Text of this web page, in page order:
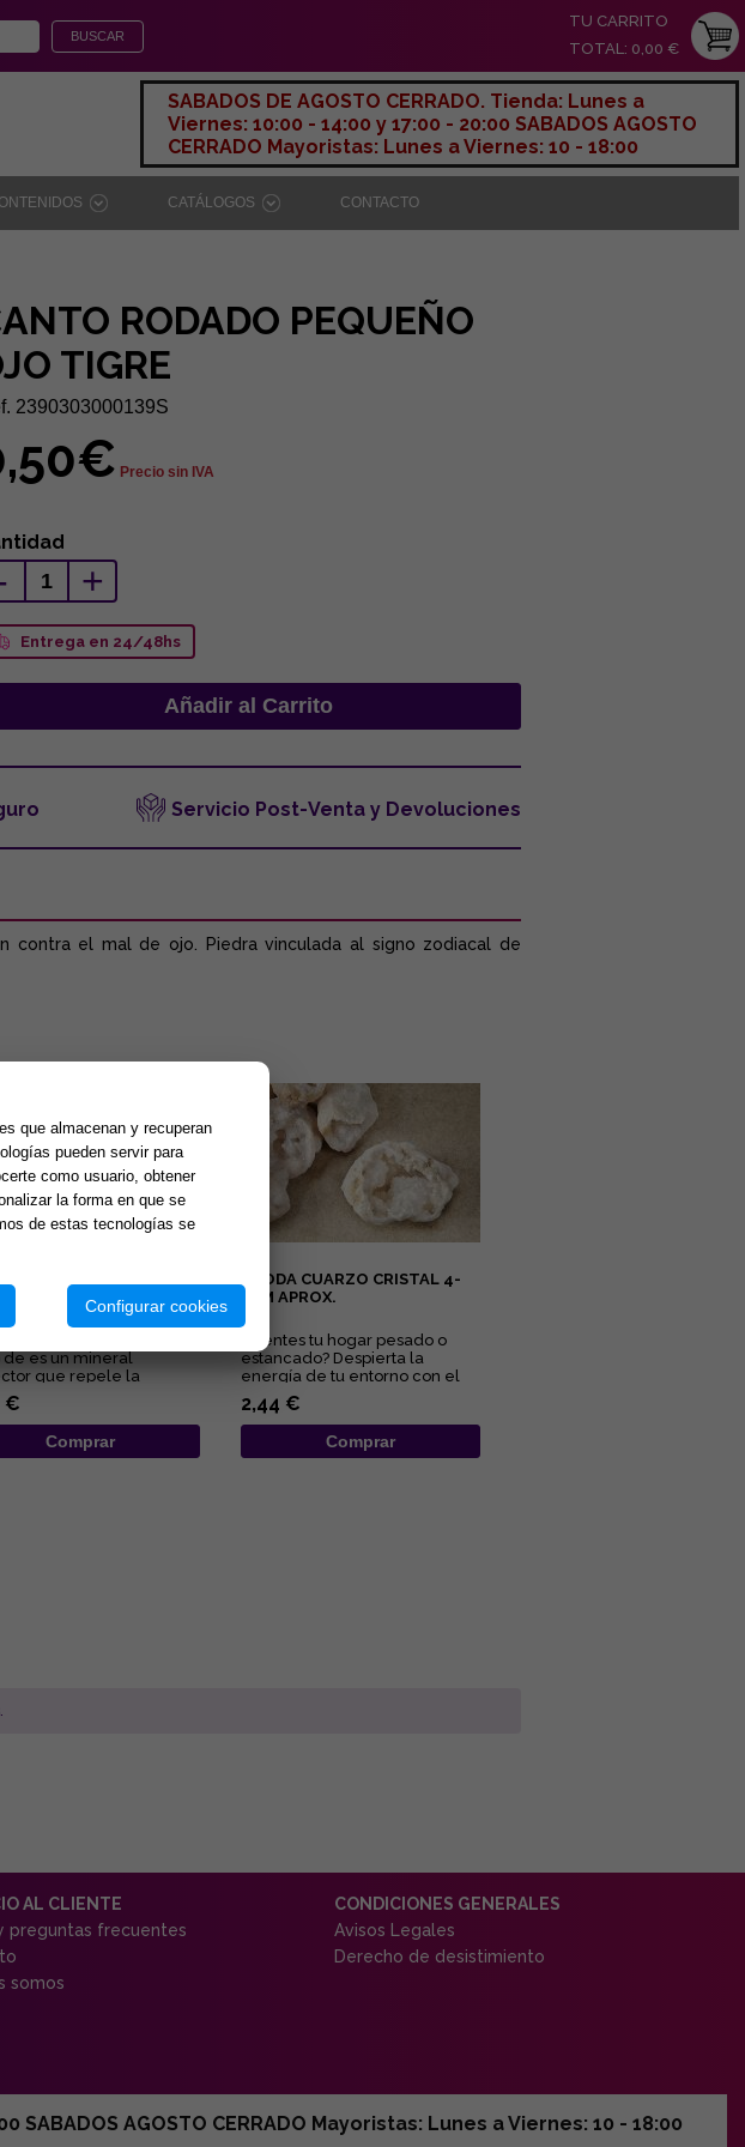
TU CARRITO
TOTAL: 0,00 €
SABADOS DE AGOSTO CERRADO. Tienda: Lunes a
Viernes: 10:00 - 14:00 y 17:00 - 20:00 SABADOS AGOSTO
CERRADO Mayoristas: Lunes a Viernes: 10 - 18:00
CATÁLOGOS CONTACTO
RODADO PEQUEÑO
TIGRE
2390303000139S
Precio sin IVA
+
Entrega en 24/48hs
Servicio Post-Venta y Devoluciones
contra el mal de ojo. Piedra vinculada al signo zodiacal de
ENVUELTO EN
2X3CM
de es un mineral
que repele la
potencia la fuerza
€
Comprar
GEODA CUARZO CRISTAL 4-
6CM APROX.
¿Sientes tu hogar pesado o
estancado? Despierta la
energía de tu entorno con el
sanador maestro de la
naturale...
2,44 €
Comprar
AL CLIENTE
preguntas frecuentes
somos
CONDICIONES GENERALES
Avisos Legales
Derecho de desistimiento
SABADOS AGOSTO CERRADO Mayoristas: Lunes a Viernes: 10 - 18:00
que almacenan y recuperan
pueden servir para
como usuario, obtener
la forma en que se
de estas tecnologías se
Configurar cookies